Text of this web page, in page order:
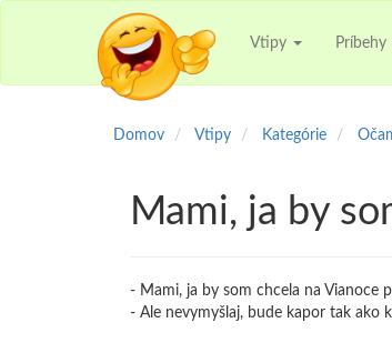
Vtipy Príbehy
Domov Vtipy Kategórie
Mami, ja by
- Mami, ja by som chcela na Vianoce
- Ale nevymyšlaj, bude kapor tak ako